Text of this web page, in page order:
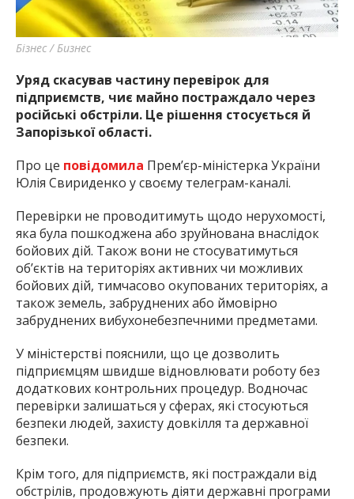
найважливішу інформацію про події
міста Запоріжжя та області.
Бізнес / Бизнес
Уряд скасував частину перевірок для
підприємств, чиє майно постраждало через
російські обстріли. Це рішення стосується й
Запорізької області.
Про це повідомила Прем’єр-міністерка України
Юлія Свириденко у своєму телеграм-каналі.
Перевірки не проводитимуть щодо нерухомості,
яка була пошкоджена або зруйнована внаслідок
бойових дій. Також вони не стосуватимуться
об’єктів на територіях активних чи можливих
бойових дій, тимчасово окупованих територіях, а
також земель, забруднених або ймовірно
забруднених вибухонебезпечними предметами.
У міністерстві пояснили, що це дозволить
підприємцям швидше відновлювати роботу без
додаткових контрольних процедур. Водночас
перевірки залишаться у сферах, які стосуються
безпеки людей, захисту довкілля та державної
безпеки.
Крім того, для підприємств, які постраждали від
обстрілів, продовжують діяти державні програми